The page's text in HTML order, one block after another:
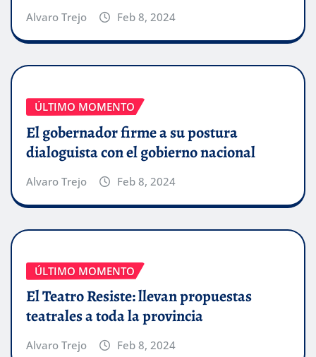
Alvaro Trejo Feb 8, 2024
ÚLTIMO MOMENTO
El gobernador firme a su postura
dialoguista con el gobierno nacional
Alvaro Trejo Feb 8, 2024
ÚLTIMO MOMENTO
El Teatro Resiste: llevan propuestas
teatrales a toda la provincia
Alvaro Trejo Feb 8, 2024